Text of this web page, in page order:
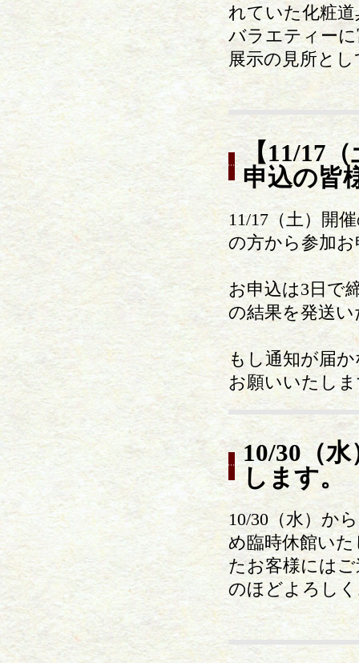
れていた化粧
バラエティー
展示の見所と
【11/17
申込の皆
11/17（土）開
の方から参加
お申込は3日で
の結果を発送
もし通知が届
お願いいたし
10/30（
します。
10/30（水）か
め臨時休館い
たお客様には
のほどよろし